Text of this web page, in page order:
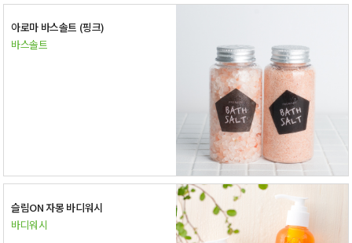
아로마 바스솔트 (핑크)
바스솔트
슬림ON 자몽 바디워시
바디워시